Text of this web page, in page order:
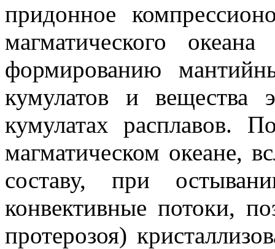
придонное
магматического
формированию
кумулатов и вещества
кумулатах расплавов.
магматическом океане,
составу, при
конвективные потоки,
протерозоя)